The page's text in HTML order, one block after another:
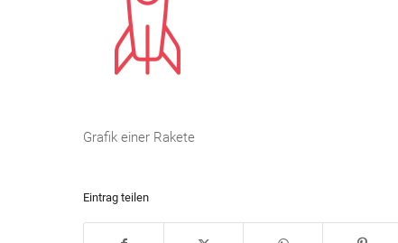
Grafik einer Rakete
Eintrag teilen